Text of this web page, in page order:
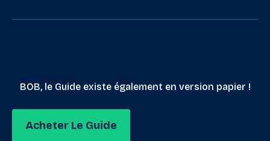
BOB, le Guide existe également en version papier !
Acheter Le Guide